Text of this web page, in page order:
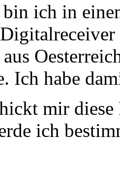
ich in
Ich habe
mir diese
ich